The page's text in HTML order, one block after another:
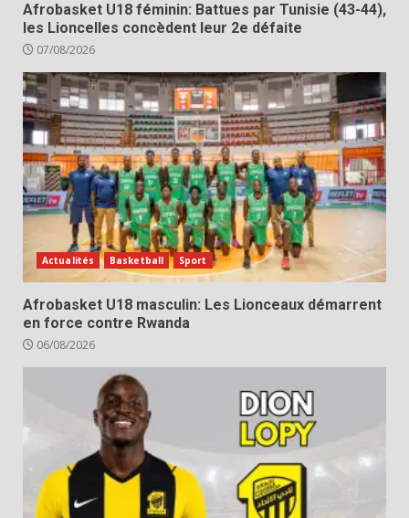
Afrobasket U18 féminin: Battues par Tunisie (43-44),
les Lioncelles concèdent leur 2e défaite
07/08/2026
Actualités Basketball Sport
Afrobasket U18 masculin: Les Lionceaux démarrent
en force contre Rwanda
06/08/2026